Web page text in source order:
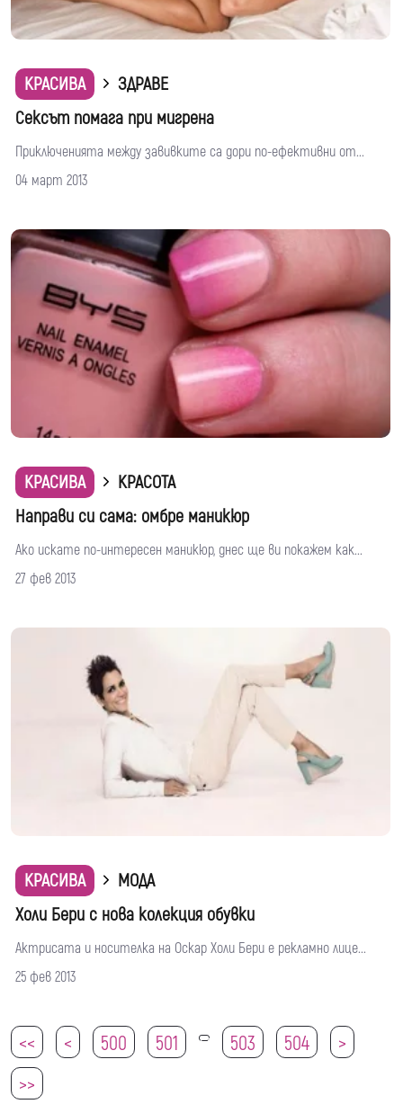
КРАСИВА
ЗДРАВЕ
Сексът помага при мигрена
Приключенията между завивките са дори по-ефективни от...
04 март 2013
КРАСИВА
КРАСОТА
Направи си сама: омбре маникюр
Ако искате по-интересен маникюр, днес ще ви покажем как...
27 фев 2013
КРАСИВА
МОДА
Холи Бери с нова колекция обувки
Актрисата и носителка на Оскар Холи Бери е рекламно лице...
25 фев 2013
<< < 500 501 502 503 504
>
>>